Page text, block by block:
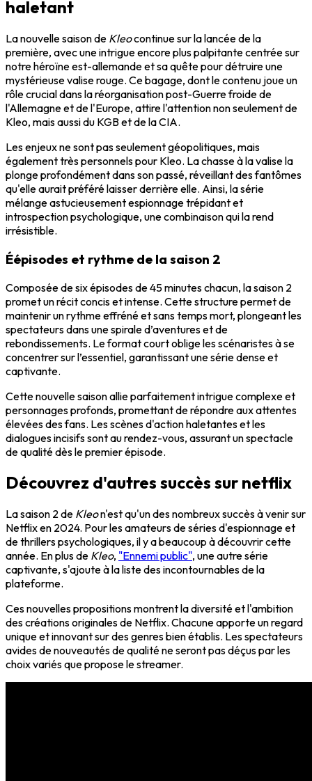
haletant
La nouvelle saison de Kleocontinue sur la lancée de la
première, avec une intrigue encore plus palpitante centrée sur
notre héroïne est-allemande et sa quête pour détruire une
mystérieuse valise rouge. Ce bagage, dont le contenu joue un
rôle crucial dans la réorganisation post-Guerre froide de
l'Allemagne et de l'Europe, attire l'attention non seulement de
Kleo, mais aussi du KGB et de la CIA.
Les enjeux ne sont pas seulement géopolitiques, mais
également très personnels pour Kleo. La chasse à la valise la
plonge profondément dans son passé, réveillant des fantômes
qu'elle aurait préféré laisser derrière elle. Ainsi, la série
mélange astucieusement espionnage trépidant et
introspection psychologique, une combinaison qui la rend
irrésistible.
Éépisodes et rythme de la saison 2
Composée de six épisodes de 45 minutes chacun, la saison 2
promet un récit concis et intense. Cette structure permet de
maintenir un rythme effréné et sans temps mort, plongeant les
spectateurs dans une spirale d’aventures et de
rebondissements. Le format court oblige les scénaristes à se
concentrer sur l’essentiel, garantissant une série dense et
captivante.
Cette nouvelle saison allie parfaitement intrigue complexe et
personnages profonds, promettant de répondre aux attentes
élevées des fans. Les scènes d'action haletantes et les
dialogues incisifs sont au rendez-vous, assurant un spectacle
de qualité dès le premier épisode.
Découvrez d'autres succès sur netflix
La saison 2 de Kleon'est qu'un des nombreux succès à venir sur
Netflix en 2024. Pour les amateurs de séries d'espionnage et
de thrillers psychologiques, il y a beaucoup à découvrir cette
année. En plus de Kleo, "Ennemi public", une autre série
captivante, s'ajoute à la liste des incontournables de la
plateforme.
Ces nouvelles propositions montrent la diversité et l'ambition
des créations originales de Netflix. Chacune apporte un regard
unique et innovant sur des genres bien établis. Les spectateurs
avides de nouveautés de qualité ne seront pas déçus par les
choix variés que propose le streamer.